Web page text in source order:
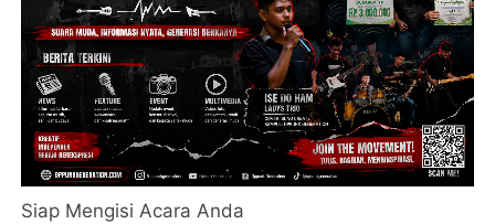
Siap Mengisi Acara Anda